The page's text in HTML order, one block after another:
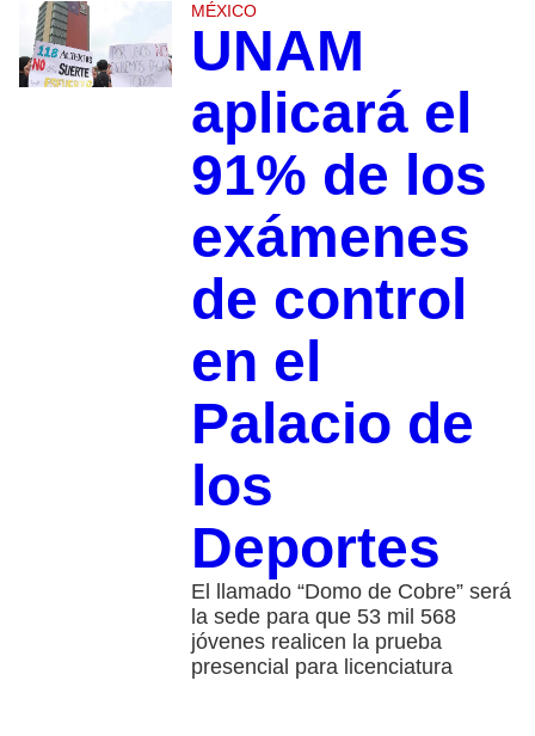
MÉXICO
UNAM
aplicará el
91% de los
exámenes
de control
en el
Palacio de
los
Deportes
El llamado “Domo de Cobre” será
la sede para que 53 mil 568
jóvenes realicen la prueba
presencial para licenciatura